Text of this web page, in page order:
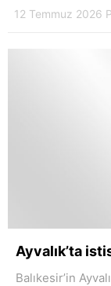
12 Temmuz 2026
Ayvalık’ta
Balıkesir’in